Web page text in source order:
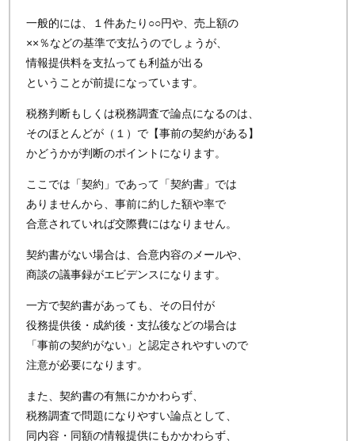
一般的には、１件あたり○○円や、売上額の
××％などの基準で支払うのでしょうが、
情報提供料を支払っても利益が出る
ということが前提になっています。
税務判断もしくは税務調査で論点になるのは、
そのほとんどが（１）で【事前の契約がある】
かどうかが判断のポイントになります。
ここでは「契約」であって「契約書」では
ありませんから、事前に約した額や率で
合意されていれば交際費にはなりません。
契約書がない場合は、合意内容のメールや、
商談の議事録がエビデンスになります。
一方で契約書があっても、その日付が
役務提供後・成約後・支払後などの場合は
「事前の契約がない」と認定されやすいので
注意が必要になります。
また、契約書の有無にかかわらず、
税務調査で問題になりやすい論点として、
同内容・同額の情報提供にもかかわらず、